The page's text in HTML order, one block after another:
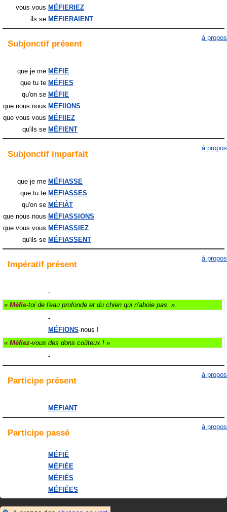
vous vous MÉFIERIEZ
ils se MÉFIERAIENT
Subjonctif présent
à propos
que je me MÉFIE
que tu te MÉFIES
qu'on se MÉFIE
que nous nous MÉFIIONS
que vous vous MÉFIIEZ
qu'ils se MÉFIENT
Subjonctif imparfait
à propos
que je me MÉFIASSE
que tu te MÉFIASSES
qu'on se MÉFIÂT
que nous nous MÉFIASSIONS
que vous vous MÉFIASSIEZ
qu'ils se MÉFIASSENT
Impératif présent
à propos
-
« Méfie-toi de l'eau profonde et du chien qui n'aboie pas. »
-
MÉFIONS-nous !
« Méfiez-vous des dons coûteux ! »
-
Participe présent
à propos
MÉFIANT
Participe passé
à propos
MÉFIÉ
MÉFIÉE
MÉFIÉS
MÉFIÉES